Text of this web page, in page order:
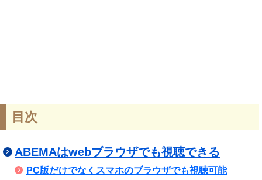
目次
ABEMAはwebブラウザでも視聴できる
PC版だけでなくスマホのブラウザでも視聴可能